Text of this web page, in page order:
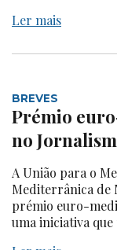
Ler mais
BREVES
Prémio
no
A União para o
Mediterrânica de
prémio euro-
uma iniciativa